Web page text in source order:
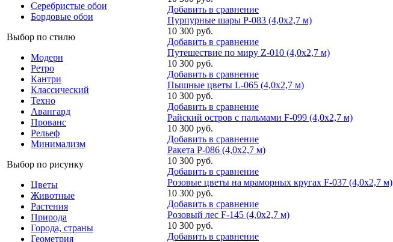
Серебристые обои
Бордовые обои
Выбор по стилю
Модерн
Ретро
Кантри
Классический
Техно
Авангард
Прованс
Рельеф
Минимализм
Выбор по рисунку
Цветы
Животные
Растения
Природа
Города, страны
Геометрия
Добавить в сравнение
Пурпурные шары P-083 (4,0х2,7 м)
10 300 руб.
Добавить в сравнение
Путешествие по миру Z-010 (4,0х2,7 м)
10 300 руб.
Добавить в сравнение
Пышные цветы L-065 (4,0х2,7 м)
10 300 руб.
Добавить в сравнение
Райский остров с пальмами F-099 (4,0х2,7 м)
10 300 руб.
Добавить в сравнение
Ракета P-086 (4,0х2,7 м)
10 300 руб.
Добавить в сравнение
Розовые цветы на мраморных кругах F-037 (4,0х2,7 м)
10 300 руб.
Добавить в сравнение
Розовый лес F-145 (4,0х2,7 м)
10 300 руб.
Добавить в сравнение